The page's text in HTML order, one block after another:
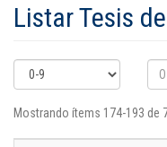
Listar Tesis
Mostrando ítems 174-193 de